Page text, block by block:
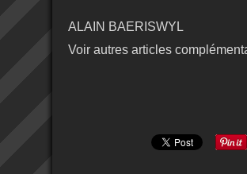
ALAIN BAERISWYL
Voir autres articles